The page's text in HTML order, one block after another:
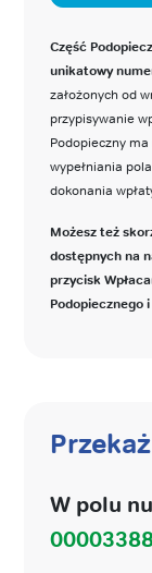
Część
unikatowy
założonych od
przypisywanie
Podopieczny
wypełniania
dokonania
Możesz też
dostępnych na
przycisk
Podopiecznego
W polu